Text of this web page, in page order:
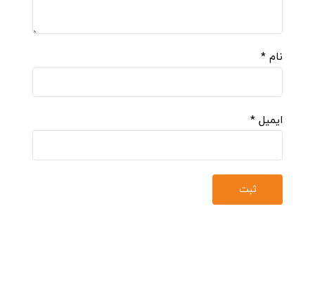
نام *
ایمیل *